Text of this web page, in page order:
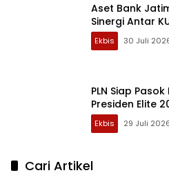
Aset Bank
Sinergi Antar
Ekbis 30 Juli
PLN Siap
Presiden Elite
Ekbis 29 Juli
Cari Artikel